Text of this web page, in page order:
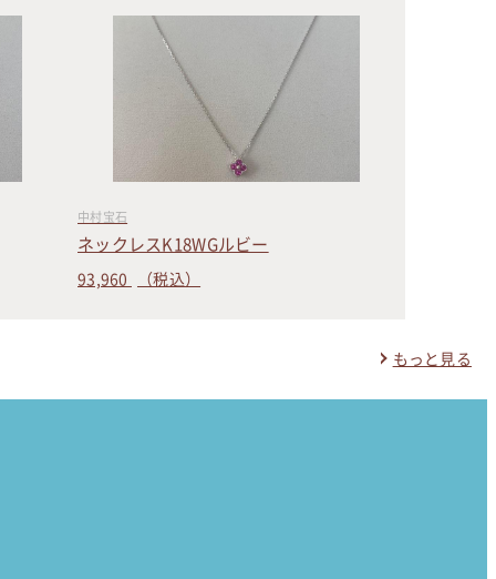
中村宝石
ネックレスK18WGルビー
93,960 （税込）
もっと見る